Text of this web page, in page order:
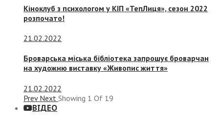
Кіноклуб з психологом у КІП «ТепЛиця», сезон 2022
розпочато!
21.02.2022
Броварська міська бібліотека запрошує броварчан
на художню виставку «Живопис життя»
21.02.2022
Prev Next Showing 1 Of 19
ВІДЕО